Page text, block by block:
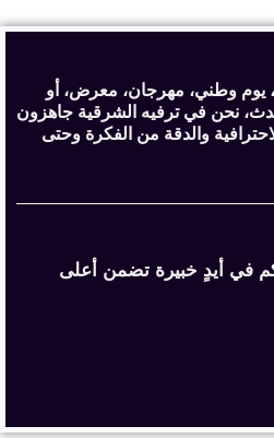
يوم وطني، مهرجان، معرض، أو
نحن في ترفيه الشرقية جاهزون
والدقة من الفكرة وحتى
في أيدٍ خبيرة تضمن أعلى